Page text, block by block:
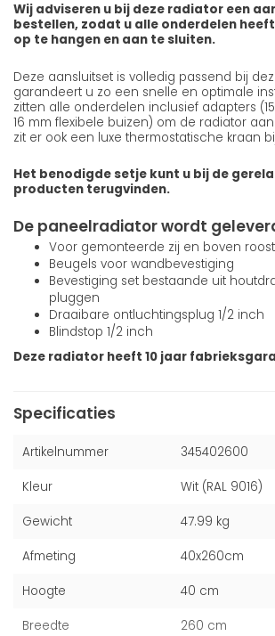
Wij adviseren u bij deze radiator een
bestellen, zodat u alle onderdelen
op te hangen en aan te sluiten.
Deze aansluitset is volledig passend bij
garandeert u zo een snelle en optimale
zitten alle onderdelen inclusief adapters
16 mm flexibele buizen) om de radiator
zit er ook een luxe thermostatische kraan
Het benodigde setje kunt u bij de
producten terugvinden.
De paneelradiator wordt
Voor gemonteerde zij en boven
Beugels voor wandbevestiging
Bevestiging set bestaande uit
pluggen
Draaibare ontluchtingsplug 1/2 inch
Blindstop 1/2 inch
Deze radiator heeft 10 jaar
Specificaties
Artikelnummer 345402600
Kleur Wit (RAL 9016)
Gewicht 47.99 kg
Afmeting 40x260cm
Hoogte 40 cm
Breedte 260 cm